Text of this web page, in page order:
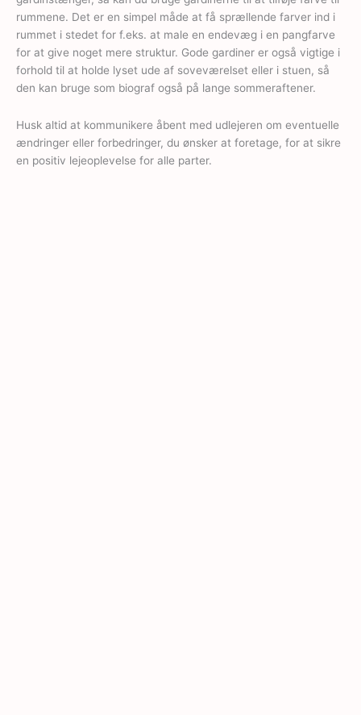
rummene. Det er en simpel måde at få sprællende farver ind i
rummet i stedet for f.eks. at male en endevæg i en pangfarve
for at give noget mere struktur. Gode gardiner er også vigtige i
forhold til at holde lyset ude af soveværelset eller i stuen, så
den kan bruge som biograf også på lange sommeraftener.
Husk altid at kommunikere åbent med udlejeren om eventuelle
ændringer eller forbedringer, du ønsker at foretage, for at sikre
en positiv lejeoplevelse for alle parter.